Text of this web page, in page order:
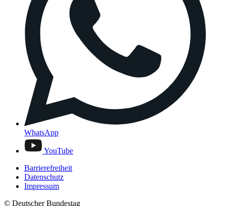
WhatsApp
YouTube
Barrierefreiheit
Datenschutz
Impressum
© Deutscher Bundestag